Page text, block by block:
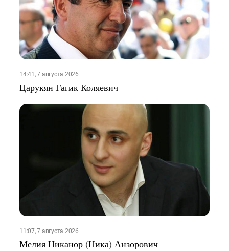
14:41, 7 августа 2026
Царукян Гагик Коляевич
11:07, 7 августа 2026
Мелия Никанор (Ника) Анзорович